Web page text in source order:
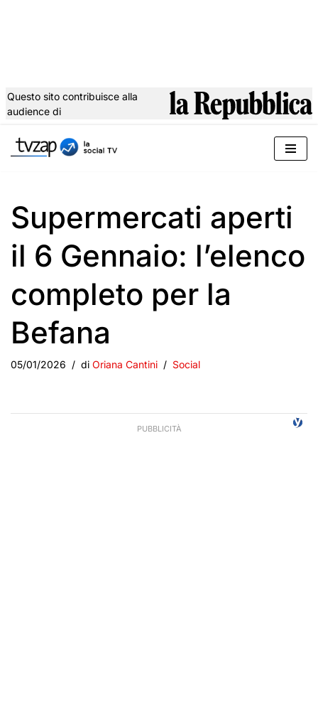
al
Questo sito contribuisce alla
audience di
Supermercati aperti
il 6 Gennaio: l’elenco
completo per la
Befana
05/01/2026 di Oriana Cantini Social